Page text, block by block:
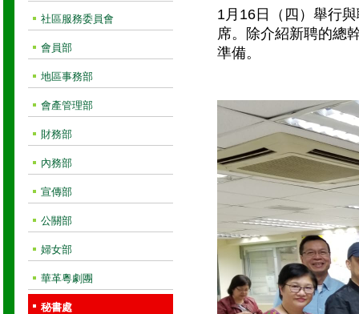
社區服務委員會
會員部
地區事務部
會產管理部
財務部
內務部
宣傳部
公關部
婦女部
華革粵劇團
秘書處
1月16日（四）舉行
席。除介紹新聘的總
準備。